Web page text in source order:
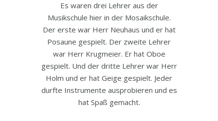
Es waren drei Lehrer aus der
Musikschule hier in der Mosaikschule.
Der erste war Herr Neuhaus und er hat
Posaune gespielt. Der zweite Lehrer
war Herr Krugmeier. Er hat Oboe
gespielt. Und der dritte Lehrer war Herr
Holm und er hat Geige gespielt. Jeder
durfte Instrumente ausprobieren und es
hat Spaß gemacht.